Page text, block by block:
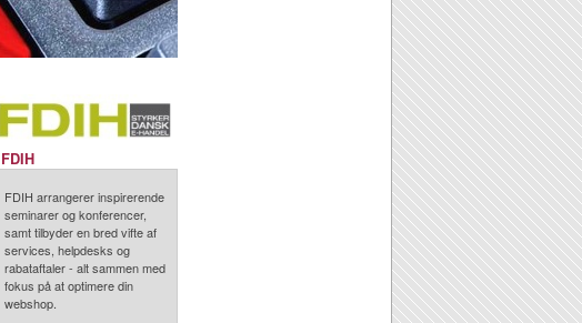
FDIH
FDIH arrangerer inspirerende
seminarer og konferencer,
samt tilbyder en bred vifte af
services, helpdesks og
rabataftaler - alt sammen med
fokus på at optimere din
webshop.